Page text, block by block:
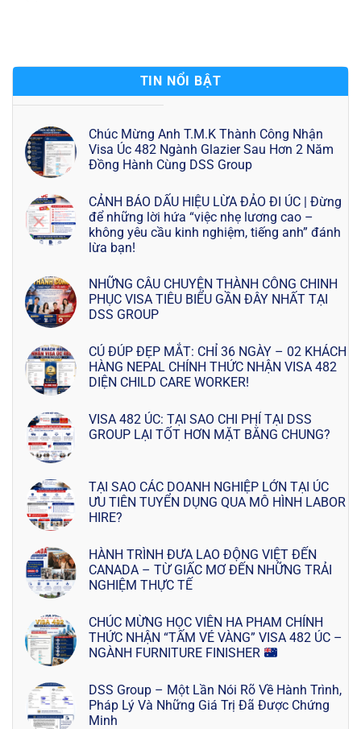
TIN NỔI BẬT
Chúc Mừng Anh T.M.K Thành Công Nhận
Visa Úc 482 Ngành Glazier Sau Hơn 2 Năm
Đồng Hành Cùng DSS Group
CẢNH BÁO DẤU HIỆU LỪA ĐẢO ĐI ÚC | Đừng
để những lời hứa “việc nhẹ lương cao –
không yêu cầu kinh nghiệm, tiếng anh” đánh
lừa bạn!
NHỮNG CÂU CHUYỆN THÀNH CÔNG CHINH
PHỤC VISA TIÊU BIỂU GẦN ĐÂY NHẤT TẠI
DSS GROUP
CÚ ĐÚP ĐẸP MẮT: CHỈ 36 NGÀY – 02 KHÁCH
HÀNG NEPAL CHÍNH THỨC NHẬN VISA 482
DIỆN CHILD CARE WORKER!
VISA 482 ÚC: TẠI SAO CHI PHÍ TẠI DSS
GROUP LẠI TỐT HƠN MẶT BẰNG CHUNG?
TẠI SAO CÁC DOANH NGHIỆP LỚN TẠI ÚC
ƯU TIÊN TUYỂN DỤNG QUA MÔ HÌNH LABOR
HIRE?
HÀNH TRÌNH ĐƯA LAO ĐỘNG VIỆT ĐẾN
CANADA – TỪ GIẤC MƠ ĐẾN NHỮNG TRẢI
NGHIỆM THỰC TẾ
CHÚC MỪNG HỌC VIÊN HA PHAM CHÍNH
THỨC NHẬN “TẤM VÉ VÀNG” VISA 482 ÚC –
NGÀNH FURNITURE FINISHER
DSS Group – Một Lần Nói Rõ Về Hành Trình,
Pháp Lý Và Những Giá Trị Đã Được Chứng
Minh